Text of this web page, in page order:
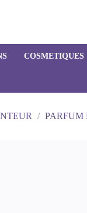
COSMETIQUES
PARFUM